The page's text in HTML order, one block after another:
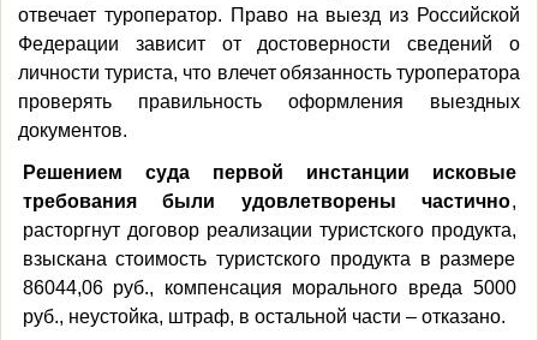
отвечает туроператор. Право на выезд из Российской
Федерации зависит от
достоверности сведений о
личности туриста, что влечетобязанность туроператора
проверять правильность оформления выездных
документов.
Решением суда первой инстанции исковые
требования были удовлетворены частично,
расторгнут договор реализации туристского продукта,
взыскана стоимость туристского продукта в размере
86044,06 руб., компенсация морального вреда 5000
руб., неустойка, штраф, в остальной части – отказано.